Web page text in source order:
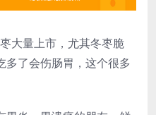
大量上市，尤其冬枣脆
多了会伤肠胃，这个很多